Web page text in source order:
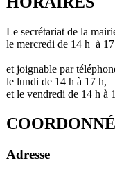
Le secrétariat de la
le mercredi de 14 h à
et joignable par
le lundi de 14 h à 17 h,
et le vendredi de 14 h à
Adresse